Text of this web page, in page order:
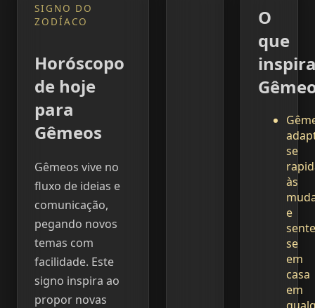
SIGNO DO
ZODÍACO
Horóscopo
de hoje
para
Gêmeos
Gêmeos vive no
fluxo de ideias e
comunicação,
pegando novos
temas com
facilidade. Este
signo inspira ao
propor novas
O
que
se
às
e
se
em
casa
em